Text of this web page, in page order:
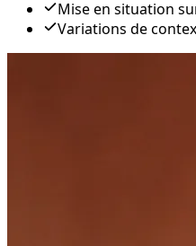
Mise en situation
Variations de